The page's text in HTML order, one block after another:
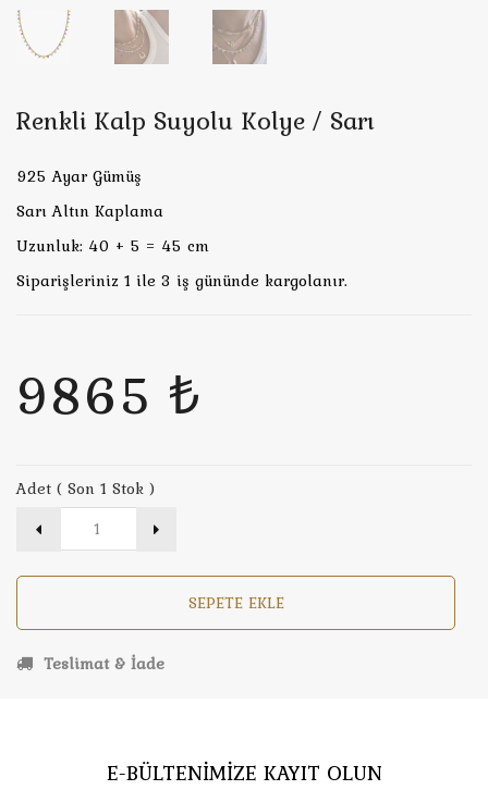
Renkli Kalp Suyolu Kolye / Sarı
925 Ayar Gümüş
Sarı Altın Kaplama
Uzunluk: 40 + 5 = 45 cm
Siparişleriniz 1 ile 3 iş gününde kargolanır.
9865 ₺
Adet ( Son 1 Stok )
SEPETE EKLE
Teslimat & İade
E-BÜLTENİMİZE KAYIT OLUN